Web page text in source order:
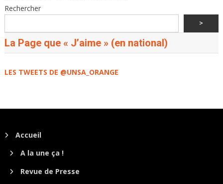
Rechercher
>
La Page que « J’aime » (en national)
LES TWEETS DE @UNSA_ORANGE
Accueil
A la une ça !
Revue de Presse